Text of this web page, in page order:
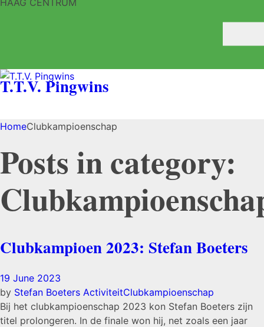
HAAG CENTRUM
T.T.V. Pingwins
HomeClubkampioenschap
Posts in category:
Clubkampioen 2023: Stefan Boeters
19 June 2023
by Stefan Boeters ActiviteitClubkampioenschap
Bij het clubkampioenschap 2023 kon Stefan Boeters zijn
titel prolongeren. In de finale won hij, net zoals een jaar